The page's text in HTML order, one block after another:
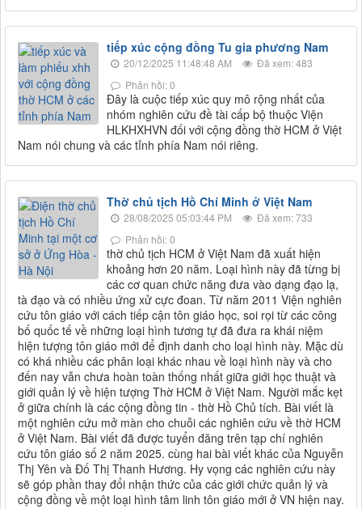
tiếp xúc cộng đồng Tu gia phương Nam
20/12/2025 11:48:48 AM
Đã xem: 483
Phản hồi: 0
Đây là cuộc tiếp xúc quy mô rộng nhất của
nhóm nghiên cứu đề tài cấp bộ thuộc Viện
HLKHXHVN đối với cộng đồng thờ HCM ở Việt
Nam nói chung và các tỉnh phía Nam nói riêng.
Thờ chủ tịch Hồ Chí Minh ở Việt Nam
28/08/2025 05:03:44 PM
Đã xem: 733
Phản hồi: 0
thờ chủ tịch HCM ở Việt Nam đã xuất hiện
khoảng hơn 20 năm. Loại hình này đã từng bị
các cơ quan chức năng đưa vào dạng đạo lạ,
tà đạo và có nhiều ứng xử cực đoan. Từ năm 2011 Viện nghiên
cứu tôn giáo với cách tiếp cận tôn giáo học, soi rọi từ các công
bố quốc tế về những loại hình tương tự đã đưa ra khái niệm
hiện tượng tôn giáo mới để định danh cho loại hình này. Mặc dù
có khá nhiều các phân loại khác nhau về loại hình này và cho
đến nay vẫn chưa hoàn toàn thống nhất giữa giới học thuật và
giới quản lý về hiện tượng Thờ HCM ở Việt Nam. Người mắc kẹt
ở giữa chính là các cộng đồng tin - thờ Hồ Chủ tích. Bài viết là
một nghiên cứu mở màn cho chuỗi các nghiên cứu về thờ HCM
ở Việt Nam. Bài viết đã được tuyển đăng trên tạp chí nghiên
cứu tôn giáo số 2 năm 2025. cùng hai bài viết khác của Nguyễn
Thj Yên và Đố Thị Thanh Hương. Hy vọng các nghiên cứu này
sẽ góp phần thay đổi nhận thức của các giới chức quản lý và
cộng đồng về một loại hình tâm linh tôn giáo mới ở VN hiện nay.